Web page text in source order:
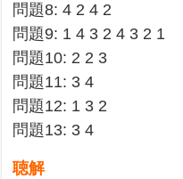
問題8: 4 2 4 2
問題9: 1 4 3 2 4 3 2 1
問題10: 2 2 3
問題11: 3 4
問題12: 1 3 2
問題13: 3 4
聴解